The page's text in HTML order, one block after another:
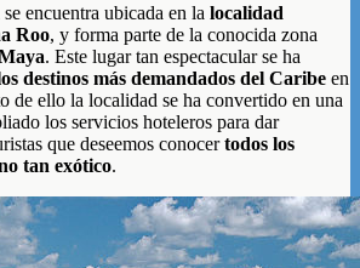
se encuentra ubicada en la localidad
Roo, y forma parte de la conocida zona
. Este lugar tan espectacular se ha
destinos más demandados del Caribe en
de ello la localidad se ha convertido en una
los servicios hoteleros para dar
que deseemos conocertodos los
tan exótico.